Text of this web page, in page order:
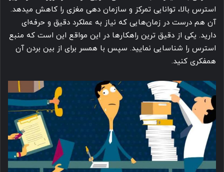
استرس بالا، توانایی تمرکز و سازمان دهی مغزی را کاهش میدهد.
آن هم درست در زمان هایی که نیاز به عملکرد دقیق و حرفه ای
دارید. یکی از دقیق ترین راهکارها در این مواقع این است که منبع
استرس را شناسایی نمایید. سپس با همسر برای از بین بردن آن
همفکری کنید.